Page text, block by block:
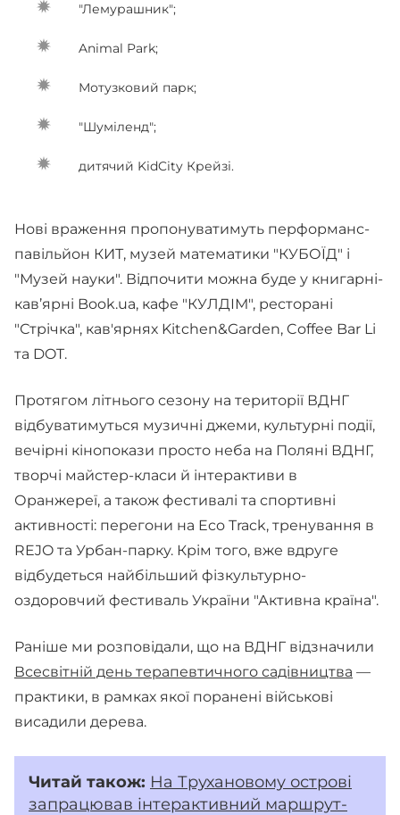
"Лемурашник";
Animal Park;
Мотузковий парк;
"Шуміленд";
дитячий KidCity Крейзі.
Нові враження пропонуватимуть перформанс-
павільйон КИТ, музей математики "КУБОЇД" і
"Музей науки". Відпочити можна буде у книгарні-
кав’ярні Book.ua, кафе "КУЛДІМ", ресторані
"Стрічка", кав'ярнях Kitchen&Garden, Coffee Bar Li
та DOT.
Протягом літнього сезону на території ВДНГ
відбуватимуться музичні джеми, культурні події,
вечірні кінопокази просто неба на Поляні ВДНГ,
творчі майстер-класи й інтерактиви в
Оранжереї, а також фестивалі та спортивні
активності: перегони на Eco Track, тренування в
REJO та Урбан-парку. Крім того, вже вдруге
відбудеться найбільший фізкультурно-
оздоровчий фестиваль України "Активна країна".
Раніше ми розповідали, що на ВДНГ відзначили
Всесвітній день терапевтичного садівництва —
практики, в рамках якої поранені військові
висадили дерева.
Читай також: На Трухановому острові
запрацював інтерактивний маршрут-